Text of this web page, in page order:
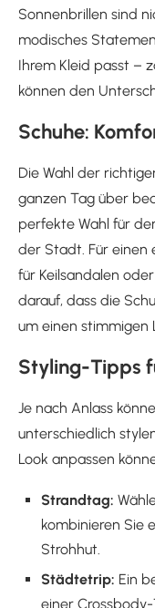
Sonnenbrillen sind
modisches
Ihrem Kleid passt –
können den
Schuhe:
Die Wahl der
ganzen Tag über
perfekte Wahl für
der Stadt. Für einen
für Keilsandalen
darauf, dass die
um einen stimmigen
Styling-Tipps
Je nach Anlass
unterschiedlich
Look anpassen
Strandtag:
kombinieren Sie
Strohhut.
Städtetrip: Ein
einer